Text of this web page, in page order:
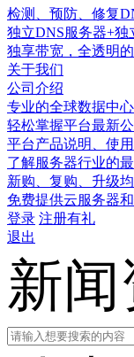
检测、预防、修复
独立DNS服务器+独
独享带宽，全透明
关于我们
公司介绍
专业的全球数据中
轻松掌握平台最新
平台产品说明、使
了解服务器行业的
新购、复购、升级
免费提供云服务器
登录 注册有礼
退出
新